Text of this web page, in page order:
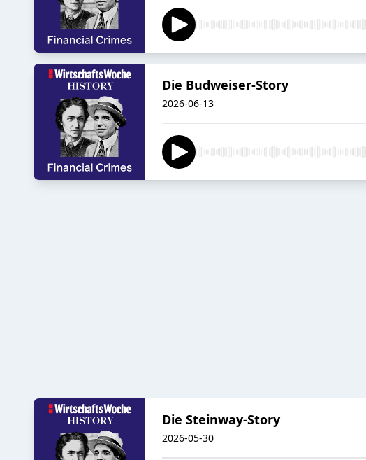
Die Budweiser-Story
2026-06-13
Die Steinway-Story
2026-05-30